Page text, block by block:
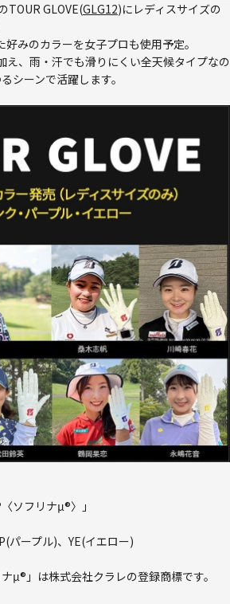
TOUR GLOVE(GLG12)にレディスサイズの
みのカラーを女子プロも使用予定。
え、雨・汗でも滑りにくい全天候タイプなの
シーンで活躍します。
ソフリナμ®〉」
パープル)、YE(イエロー)
μ®」は株式会社クラレの登録商標です。